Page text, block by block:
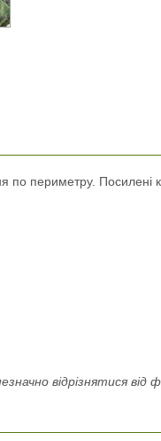
по периметру.
відрізнятися від